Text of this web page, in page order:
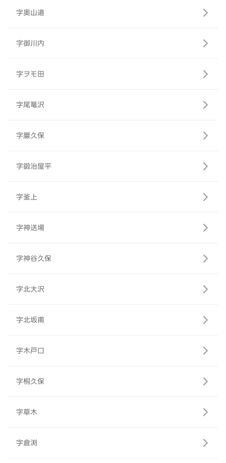
字奥山道
字御川内
字ヲモ田
字尾篭沢
字巖久保
字鍛治屋平
字釜上
字神送場
字神谷久保
字北大沢
字北坂甫
字木戸口
字桐久保
字草木
字倉渕